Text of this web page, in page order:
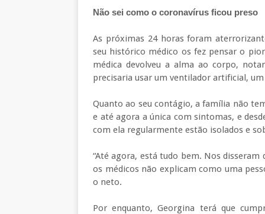
Não sei como o coronavírus ficou preso
As próximas 24 horas foram
seu histórico médico os fez pensar o
médica devolveu a alma ao corpo,
precisaria usar um ventilador artificial,
Quanto ao seu contágio, a família não
e até agora a única com sintomas, e
com ela regularmente estão isolados e
“Até agora, está tudo bem. Nos
os médicos não explicam como uma
o neto.
Por enquanto, Georgina terá que